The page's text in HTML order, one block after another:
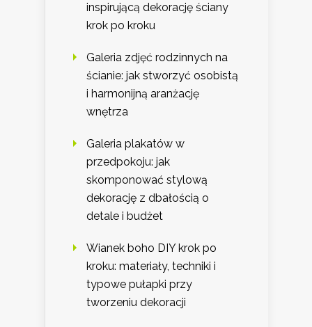
inspirującą dekorację ściany
krok po kroku
Galeria zdjęć rodzinnych na
ścianie: jak stworzyć osobistą
i harmonijną aranżację
wnętrza
Galeria plakatów w
przedpokoju: jak
skomponować stylową
dekorację z dbałością o
detale i budżet
Wianek boho DIY krok po
kroku: materiały, techniki i
typowe pułapki przy
tworzeniu dekoracji